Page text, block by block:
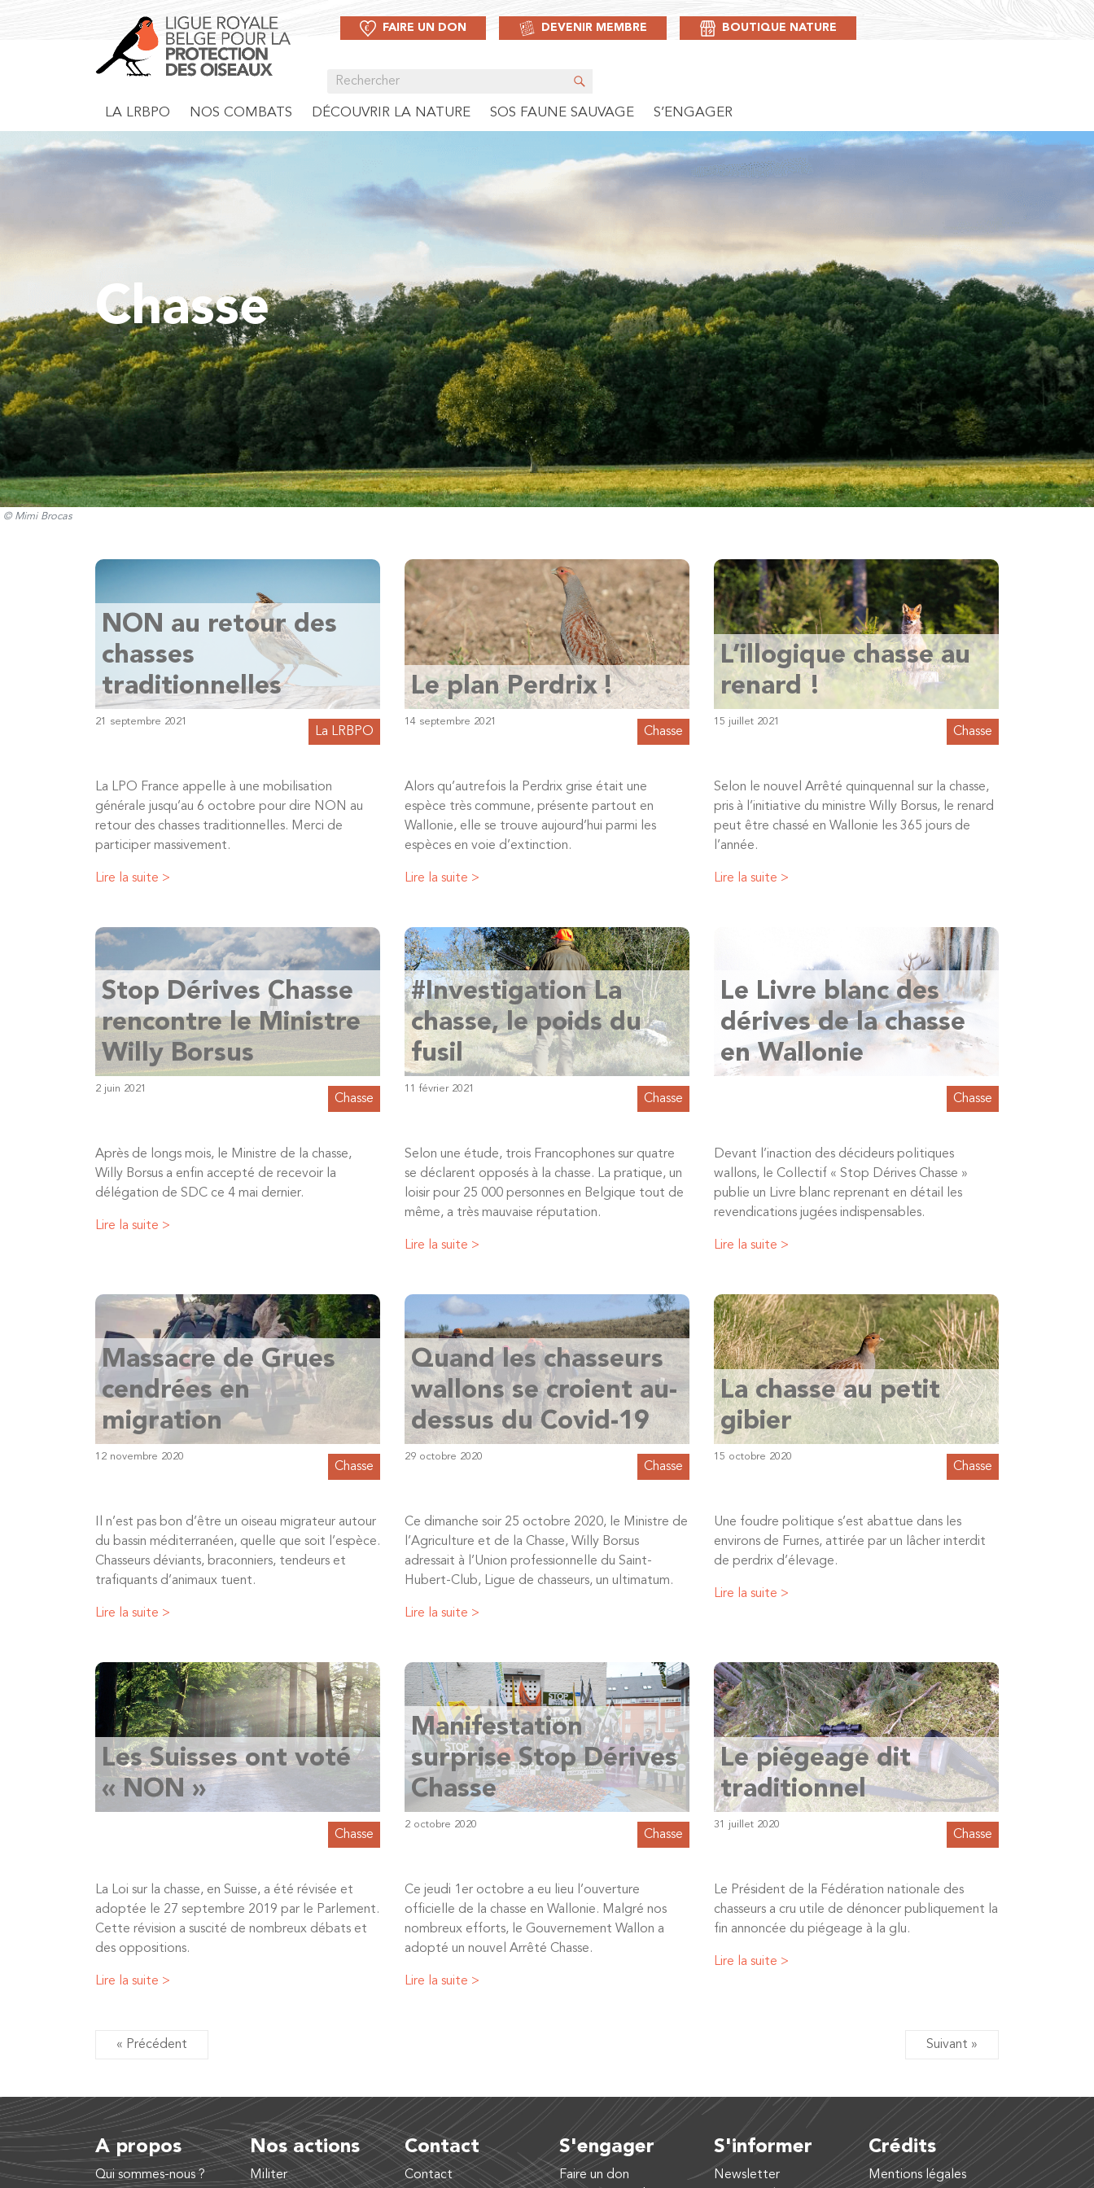
FAIRE UN DON DEVENIR MEMBRE BOUTIQUE NATURE
LA LRBPO NOS COMBATS DÉCOUVRIR LA NATURE SOS FAUNE SAUVAGE S’ENGAGER
© Mimi Brocas
Chasse
NON au retour des
chasses
traditionnelles
21 septembre 2021
La LRBPO
La LPO France appelle à une mobilisation
générale jusqu’au 6 octobre pour dire NON au
retour des chasses traditionnelles. Merci de
participer massivement.
Lire la suite >
Le plan Perdrix !
14 septembre 2021
Chasse
Alors qu’autrefois la Perdrix grise était une
espèce très commune, présente partout en
Wallonie, elle se trouve aujourd’hui parmi les
espèces en voie d’extinction.
Lire la suite >
L’illogique chasse au
renard !
15 juillet 2021
Chasse
Selon le nouvel Arrêté quinquennal sur la chasse,
pris à l’initiative du ministre Willy Borsus, le renard
peut être chassé en Wallonie les 365 jours de
l’année.
Lire la suite >
Stop Dérives Chasse
rencontre le Ministre
Willy Borsus
2 juin 2021
Chasse
Après de longs mois, le Ministre de la chasse,
Willy Borsus a enfin accepté de recevoir la
délégation de SDC ce 4 mai dernier.
Lire la suite >
#Investigation La
chasse, le poids du
fusil
11 février 2021
Chasse
Selon une étude, trois Francophones sur quatre
se déclarent opposés à la chasse. La pratique, un
loisir pour 25 000 personnes en Belgique tout de
même, a très mauvaise réputation.
Lire la suite >
Le Livre blanc des
dérives de la chasse
en Wallonie
Chasse
Devant l’inaction des décideurs politiques
wallons, le Collectif « Stop Dérives Chasse »
publie un Livre blanc reprenant en détail les
revendications jugées indispensables.
Lire la suite >
Massacre de Grues
cendrées en
migration
12 novembre 2020
Chasse
Il n’est pas bon d’être un oiseau migrateur autour
du bassin méditerranéen, quelle que soit l’espèce.
Chasseurs déviants, braconniers, tendeurs et
trafiquants d’animaux tuent.
Lire la suite >
Quand les chasseurs
wallons se croient au-
dessus du Covid-19
29 octobre 2020
Chasse
Ce dimanche soir 25 octobre 2020, le Ministre de
l’Agriculture et de la Chasse, Willy Borsus
adressait à l’Union professionnelle du Saint-
Hubert-Club, Ligue de chasseurs, un ultimatum.
Lire la suite >
La chasse au petit
gibier
15 octobre 2020
Chasse
Une foudre politique s’est abattue dans les
environs de Furnes, attirée par un lâcher interdit
de perdrix d’élevage.
Lire la suite >
Les Suisses ont voté
« NON »
Chasse
La Loi sur la chasse, en Suisse, a été révisée et
adoptée le 27 septembre 2019 par le Parlement.
Cette révision a suscité de nombreux débats et
des oppositions.
Lire la suite >
Manifestation
surprise Stop Dérives
Chasse
2 octobre 2020
Chasse
Ce jeudi 1er octobre a eu lieu l’ouverture
officielle de la chasse en Wallonie. Malgré nos
nombreux efforts, le Gouvernement Wallon a
adopté un nouvel Arrêté Chasse.
Lire la suite >
Le piégeage dit
traditionnel
31 juillet 2020
Chasse
Le Président de la Fédération nationale des
chasseurs a cru utile de dénoncer publiquement la
fin annoncée du piégeage à la glu.
Lire la suite >
« Précédent Suivant »
A propos
Qui sommes-nous ?
Nos actions
Militer
Contact
Contact
S'engager
Faire un don
S'informer
Newsletter
Crédits
Mentions légales